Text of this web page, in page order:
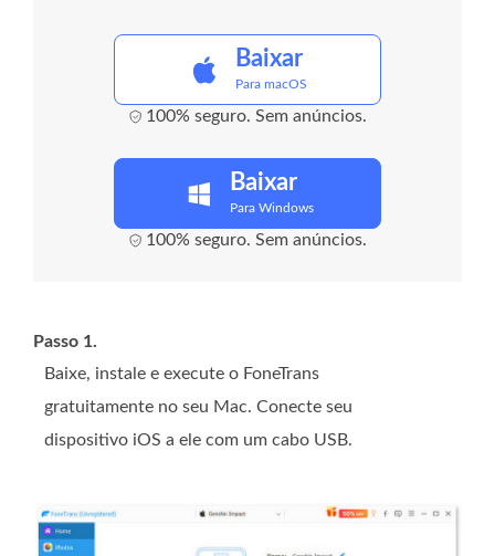
Baixar
Para macOS
100% seguro. Sem anúncios.
Baixar
Para Windows
100% seguro. Sem anúncios.
Passo 1.
Baixe, instale e execute o FoneTrans
gratuitamente no seu Mac. Conecte seu
dispositivo iOS a ele com um cabo USB.